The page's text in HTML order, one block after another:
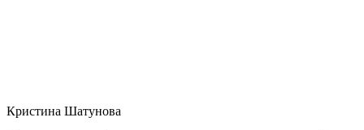
Кристина Шатунова